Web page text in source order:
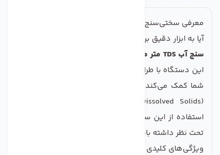
معرفی سختی‌سنج آب TDS متر مدل M2
آیا به ابزار دقیق برای سنجش کیفیت آب نیاز دارید؟
سنج آب TDS متر مدل M2
این دستگاه با طراحی کاربرپسند و عملکرد دقیق خود، به
استفاده از این سنج، امنیت و سلامت آب مصرفی خود را
تحت نظر داشته باشید و از آن مطمئن شوید.
ویژگی‌های کلیدی سختی سنج آب TDS متر مدل M2